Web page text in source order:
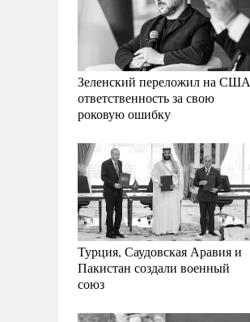
Зеленский переложил на США
ответственность за свою
роковую ошибку
Турция, Саудовская Аравия и
Пакистан создали военный
союз